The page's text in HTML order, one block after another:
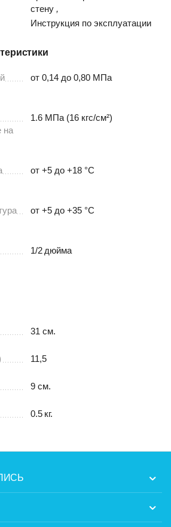
стену ,
Инструкция по эксплуатации
от 0,14 до 0,80 МПа
на
1.6 МПа (16 кгс/см²)
от +5 до +18 °С
от +5 до +35 °С
1/2 дюйма
31 см.
11,5
9 см.
0.5 кг.